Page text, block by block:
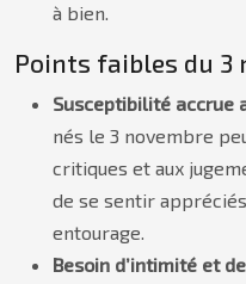
à bien.
Points faibles du 3
Susceptibilité accrue
nés le 3 novembre
critiques et aux
de se sentir
entourage.
Besoin d’intimité et